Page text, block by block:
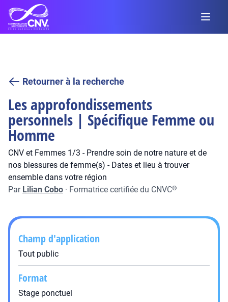
Retourner à la recherche
Les approfondissements
personnels | Spécifique Femme ou
Homme
CNV et Femmes 1/3 - Prendre soin de notre nature et de
nos blessures de femme(s) - Dates et lieu à trouver
ensemble dans votre région
Par Lilian Cobo · Formatrice certifiée du CNVC®
Champ d'application
Tout public
Format
Stage ponctuel